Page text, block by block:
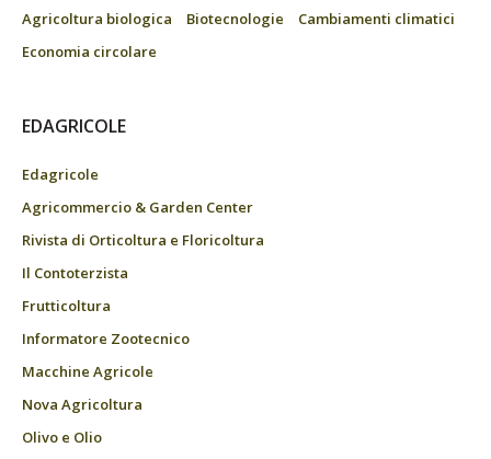
Agricoltura biologica
Biotecnologie
Cambiamenti climatici
Economia circolare
EDAGRICOLE
Edagricole
Agricommercio & Garden Center
Rivista di Orticoltura e Floricoltura
Il Contoterzista
Frutticoltura
Informatore Zootecnico
Macchine Agricole
Nova Agricoltura
Olivo e Olio